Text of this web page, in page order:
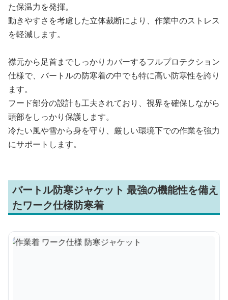
た保温力を発揮。
動きやすさを考慮した立体裁断により、作業中のストレス
を軽減します。
襟元から足首までしっかりカバーするフルプロテクション
仕様で、バートルの防寒着の中でも特に高い防寒性を誇り
ます。
フード部分の設計も工夫されており、視界を確保しながら
頭部をしっかり保護します。
冷たい風や雪から身を守り、厳しい環境下での作業を強力
にサポートします。
バートル防寒ジャケット 最強の機能性を備え
たワーク仕様防寒着